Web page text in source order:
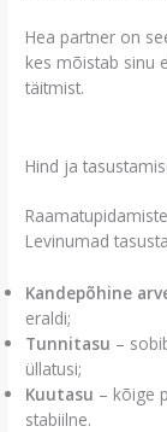
Hea partner on
kes mõistab sinu
täitmist.
Hind ja
Levinumad
Kandepõhine
eraldi;
Tunnitasu –
üllatusi;
Kuutasu – kõige
stabiilne.